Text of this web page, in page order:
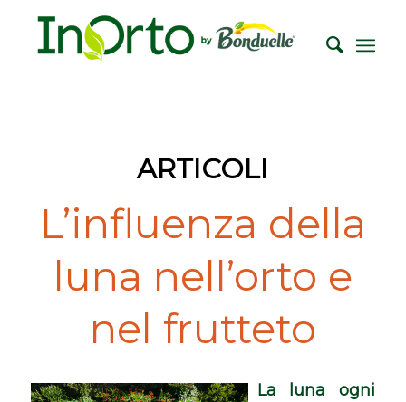
ARTICOLI
L’influenza della
luna nell’orto e
nel frutteto
La luna ogni